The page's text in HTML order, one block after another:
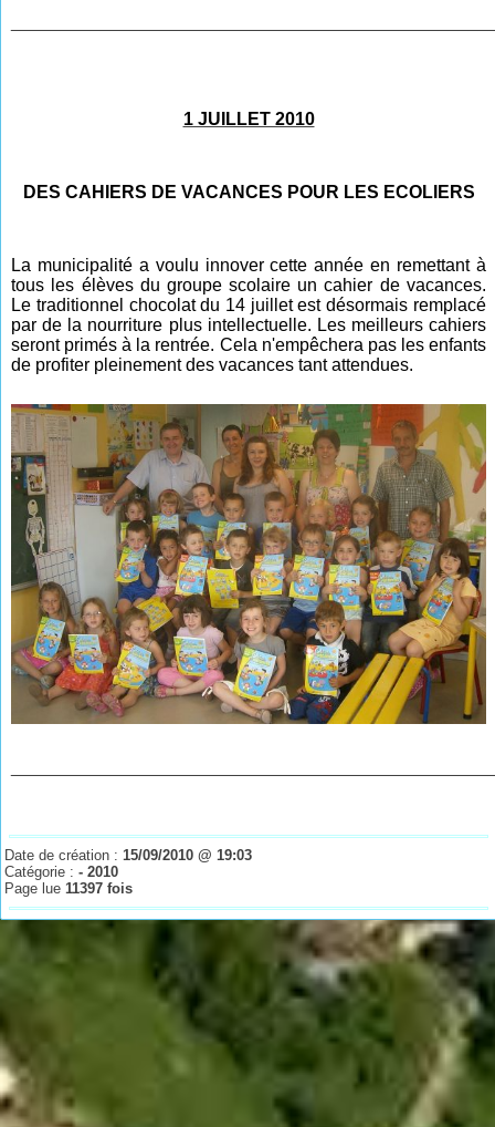
1 JUILLET 2010
DES CAHIERS DE VACANCES POUR LES ECOLIERS
La municipalité a voulu innover cette année en remettant à
tous les élèves du groupe scolaire un cahier de vacances.
Le traditionnel chocolat du 14 juillet est désormais remplacé
par de la nourriture plus intellectuelle. Les meilleurs cahiers
seront primés à la rentrée. Cela n'empêchera pas les enfants
de profiter pleinement des vacances tant attendues.
Date de création :15/09/2010 @ 19:03
Catégorie :- 2010
Page lue11397 fois